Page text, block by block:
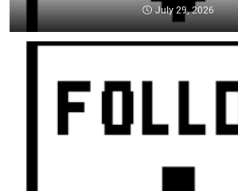
July 29, 2026